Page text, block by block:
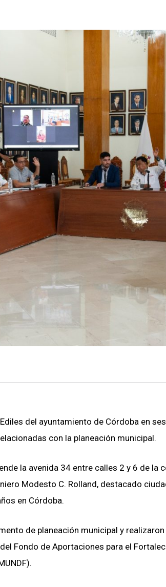
del ayuntamiento de Córdoba en
con la planeación municipal.
la avenida 34 entre calles 2 y 6 de la
Modesto C. Rolland, destacado
en Córdoba.
de planeación municipal y
Fondo de Aportaciones para el